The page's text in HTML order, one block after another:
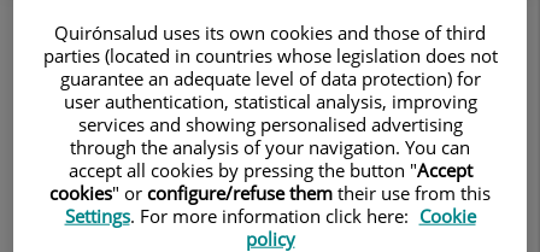
Diagnóstico por la imagen
Resonancia Magnética
Abdomen y pelvis
RM Cuerpo entero (Total body)
RM Cuerpo entero (Total body)
Prueba diagnóstica no
invasiva que consiste en la
obtención de imágenes de
Quirónsalud uses its own cookies and those of third
parties (located in countries whose legislation does not
guarantee an adequate level of data protection) for
user authentication, statistical analysis, improving
services and showing personalised advertising
through the analysis of your navigation. You can
accept all cookies by pressing the button "Accept
cookies" or configure/refuse them their use from this
Settings. For more information click here: Cookie
policy